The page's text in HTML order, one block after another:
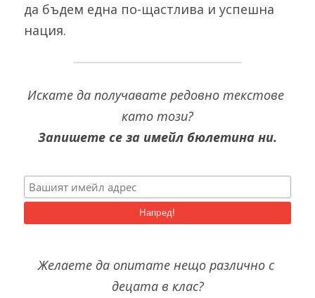
да бъдем една по-щастлива и успешна
нация.
Искате да получавате редовно текстове
като този?
Запишете се за имейл бюлетина ни.
Желаете да опитате нещо различно с
децата в клас?